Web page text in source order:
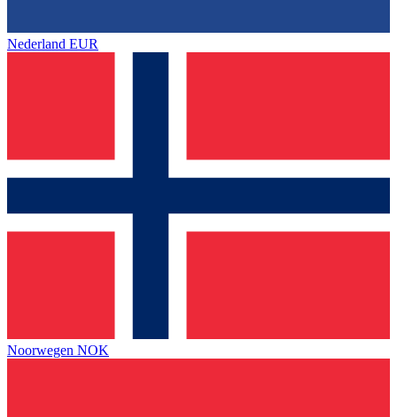
Nederland EUR
Noorwegen NOK